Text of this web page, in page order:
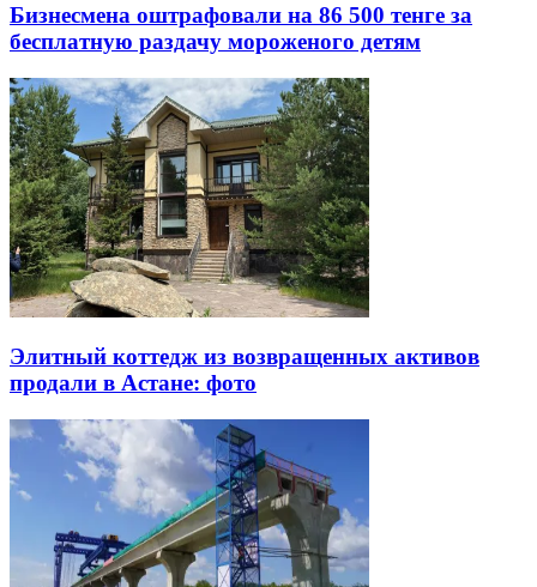
Бизнесмена оштрафовали на 86 500 тенге за
бесплатную раздачу мороженого детям
Элитный коттедж из возвращенных активов
продали в Астане: фото